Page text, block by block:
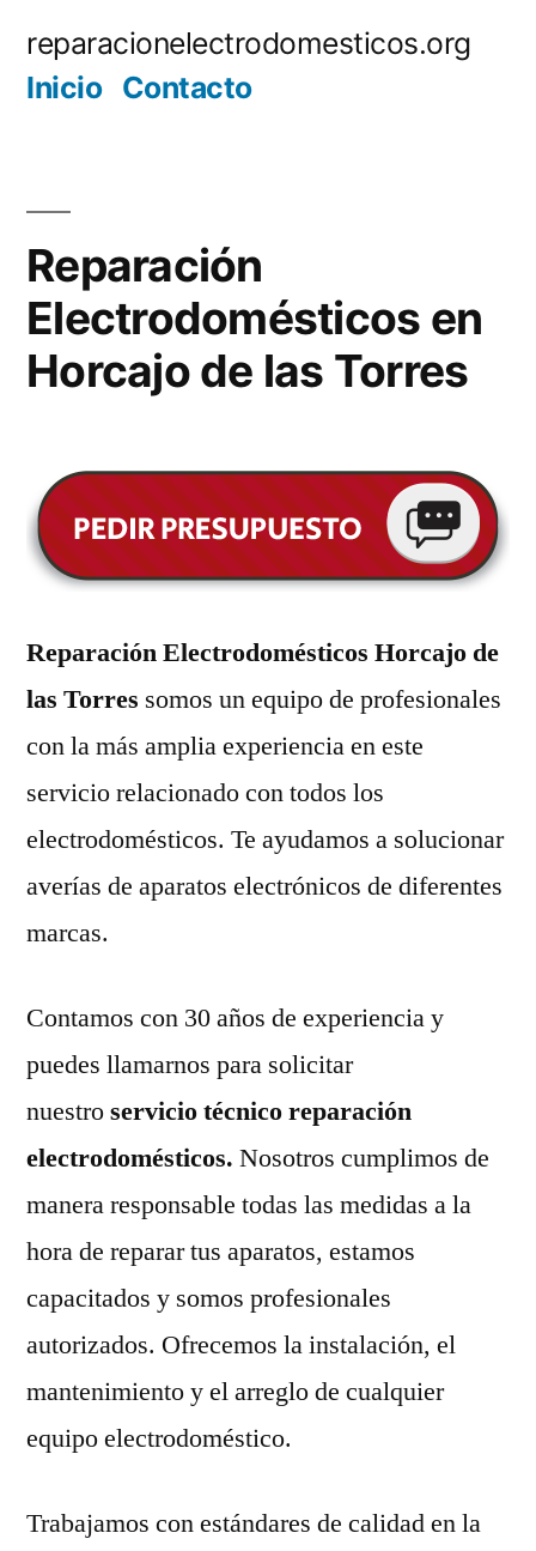
reparacionelectrodomesticos.org
Inicio Contacto
Reparación
Electrodomésticos en
Horcajo de las Torres
Reparación Electrodomésticos Horcajo de
las Torres somos un equipo de profesionales
con la más amplia experiencia en este
servicio relacionado con todos los
electrodomésticos. Te ayudamos a solucionar
averías de aparatos electrónicos de diferentes
marcas.
Contamos con 30 años de experiencia y
puedes llamarnos para solicitar
nuestroservicio técnico reparación
electrodomésticos. Nosotros cumplimos de
manera responsable todas las medidas a la
hora de reparar tus aparatos, estamos
capacitados y somos profesionales
autorizados. Ofrecemos la instalación, el
mantenimiento y el arreglo de cualquier
equipo electrodoméstico.
Trabajamos con estándares de calidad en la